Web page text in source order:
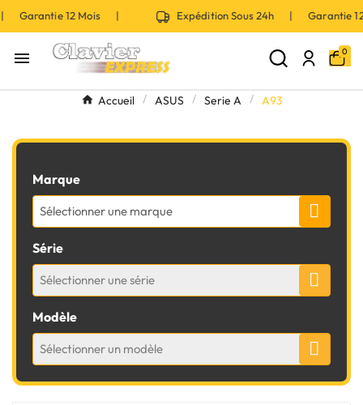
Garantie 12 Mois | Expédition Sous 24h | Garantie
 0
Accueil ASUS Serie A A93
Marque
Sélectionner une marque
Série
Sélectionner une série
Modèle
Sélectionner un modèle